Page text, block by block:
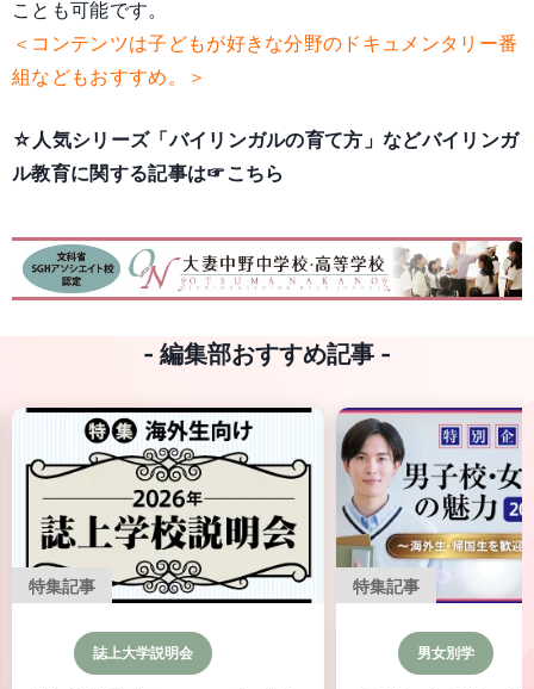
ことも可能です。
＜コンテンツは子どもが好きな分野のドキュメンタリー番
組などもおすすめ。＞
☆人気シリーズ「バイリンガルの育て方」などバイリンガ
ル教育に関する記事は☞こちら
- 編集部おすすめ記事 -
特集記事
男女別学
特集記事
寮のある学校